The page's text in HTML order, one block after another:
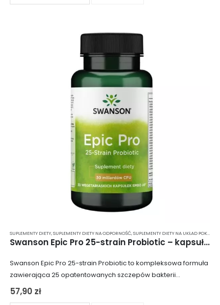
SUPLEMENTY DIETY,SUPLEMENTY DIETY NA ODPORNOŚĆ,SUPLEMENTY DIETY NA UKŁAD POKARMOWY
Swanson Epic Pro 25-strain Probiotic – kapsułki 30 szt.
Swanson Epic Pro 25-strain Probiotic to kompleksowa formuła
zawierająca 25 opatentowanych szczepów bakterii
probiotycznych oraz prebiotyk FOS (fruktooligosacharydy).
Ten zaawansowany synbiotyk wspomaga funkcjonowanie
57,90 zł